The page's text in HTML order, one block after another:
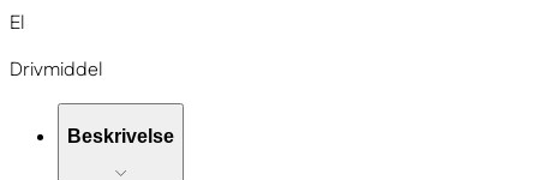
El
Drivmiddel
Beskrivelse